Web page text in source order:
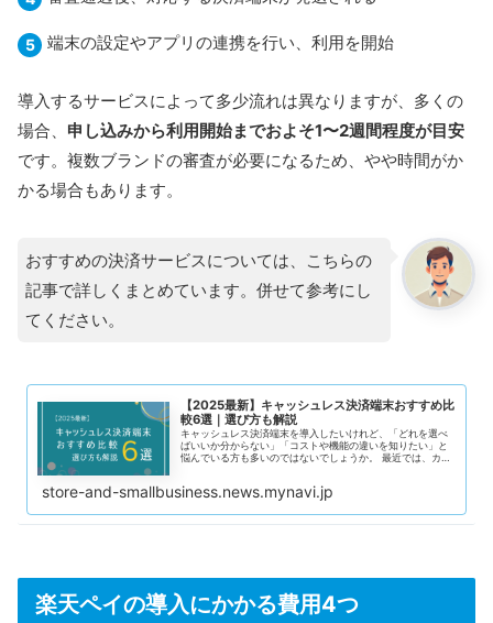
端末の設定やアプリの連携を行い、利用を開始
導入するサービスによって多少流れは異なりますが、多くの
場合、 申し込みから利用開始までおよそ1〜2週間程度が目安
です。複数ブランドの審査が必要になるため、やや時間がか
かる場合もあります。
おすすめの決済サービスについては、こちらの
記事で詳しくまとめています。併せて参考にし
てください。
【2025最新】キャッシュレス決済端末おすすめ比
較6選｜選び方も解説
キャッシュレス決済端末を導入したいけれど、「どれを選べ
ばいいか分からない」「コストや機能の違いを知りたい」と
悩んでいる方も多いのではないでしょうか。 最近では、カー
の分、初めて導入する方にとっては迷いやすいのも事実で
比較し、特徴や選び方のポイント、導入の流れまで解説しま
store-and-smallbusiness.news.mynavi.jp
楽天ペイの導入にかかる費用4つ